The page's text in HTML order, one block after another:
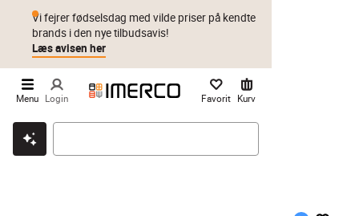
Klik & hent Byt i 1 år Prismatch
Vi fejrer fødselsdag med vilde priser på kendte
brands i den nye tilbudsavis!
Læs avisen her
Menu Login Favorit Kurv